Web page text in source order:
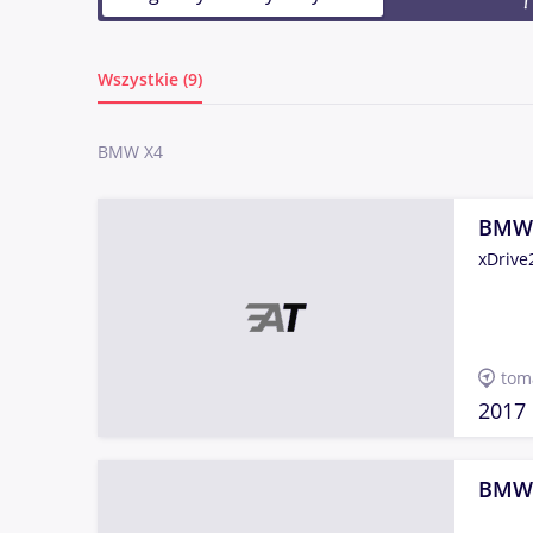
Wszystkie (9)
BMW X4
2017